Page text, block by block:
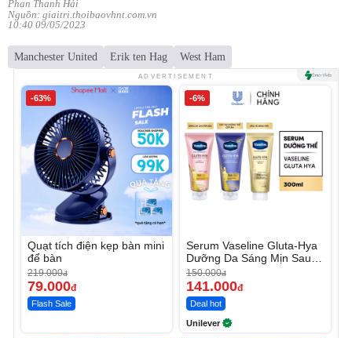
Phan Thanh Hải
Nguồn: giaitri.thoibaovhnt.com.vn
10:40 09/05/2023
Manchester United Erik ten Hag West Ham
ADVERTISEMENT
-63%
Quạt tích điện kẹp bàn mini
để bàn
219.000đ
79.000đ
Flash Sale
-6%
Serum Vaseline Gluta-Hya
Dưỡng Da Sáng Mịn Sau 7
Ngày
150.000đ
141.000đ
Deal hot
Unilever